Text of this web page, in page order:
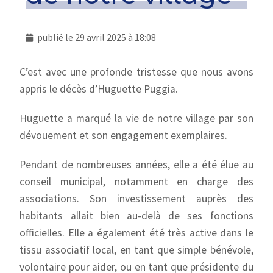
publié le 29 avril 2025 à 18:08
C’est avec une profonde tristesse que nous avons
appris le décès d’Huguette Puggia.
Huguette a marqué la vie de notre village par son
dévouement et son engagement exemplaires.
Pendant de nombreuses années, elle a été élue au
conseil municipal, notamment en charge des
associations. Son investissement auprès des
habitants allait bien au-delà de ses fonctions
officielles. Elle a également été très active dans le
tissu associatif local, en tant que simple bénévole,
volontaire pour aider, ou en tant que présidente du